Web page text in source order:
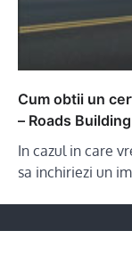
Cum obtii un
– Roads
In cazul in care
sa inchiriezi un